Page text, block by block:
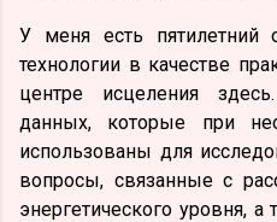
У меня есть пятилетний
технологии в качестве
центре исцеления
данных, которые при
использованы для
вопросы, связанные с
энергетического уровня,